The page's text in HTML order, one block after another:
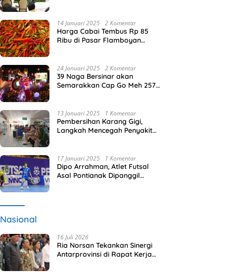
14 Januari 2025 2 Komentar
Harga Cabai Tembus Rp 85
Ribu di Pasar Flamboyan
24 Januari 2025 2 Komentar
39 Naga Bersinar akan
Semarakkan Cap Go Meh 2576
13 Januari 2025 1 Komentar
Pembersihan Karang Gigi,
Langkah Mencegah Penyakit
17 Januari 2025 1 Komentar
Dipo Arrahman, Atlet Futsal
Asal Pontianak Dipanggil
Nasional
16 Juli 2026
Ria Norsan Tekankan Sinergi
Antarprovinsi di Rapat Kerja